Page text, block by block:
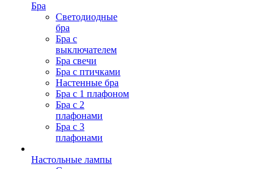
Бра
Светодиодные
бра
Бра с
выключателем
Бра свечи
Бра с птичками
Настенные бра
Бра с 1 плафоном
Бра с 2
плафонами
Бра с 3
плафонами
Настольные лампы